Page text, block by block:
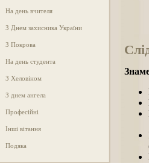
На день вчителя
З Днем захисника України
З Покрова
На день студента
З Хеловіном
З днем ангела
Професійні
Інші вітання
Подяка